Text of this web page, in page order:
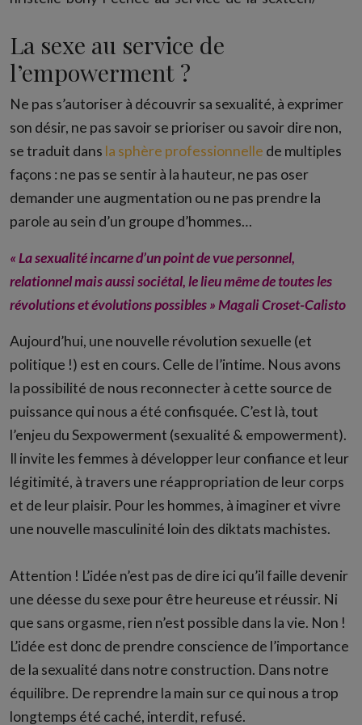
La sexe au service de
l’empowerment ?
Ne pas s’autoriser à découvrir sa sexualité, à exprimer
son désir, ne pas savoir se prioriser ou savoir dire non,
se traduit dans la sphère professionnelle de multiples
façons : ne pas se sentir à la hauteur, ne pas oser
demander une augmentation ou ne pas prendre la
parole au sein d’un groupe d’hommes…
« La sexualité incarne d’un point de vue personnel,
relationnel mais aussi sociétal, le lieu même de toutes les
révolutions et évolutions possibles »Magali Croset-Calisto
Aujourd’hui, une nouvelle révolution sexuelle (et
politique !) est en cours. Celle de l’intime. Nous avons
la possibilité de nous reconnecter à cette source de
puissance qui nous a été confisquée. C’est là, tout
l’enjeu du Sexpowerment (sexualité & empowerment).
Il invite les femmes à développer leur confiance et leur
légitimité, à travers une réappropriation de leur corps
et de leur plaisir. Pour les hommes, à imaginer et vivre
une nouvelle masculinité loin des diktats machistes.
Attention ! L’idée n’est pas de dire ici qu’il faille devenir
une déesse du sexe pour être heureuse et réussir. Ni
que sans orgasme, rien n’est possible dans la vie. Non !
L’idée est donc de prendre conscience de l’importance
de la sexualité dans notre construction. Dans notre
équilibre. De reprendre la main sur ce qui nous a trop
longtemps été caché, interdit, refusé.